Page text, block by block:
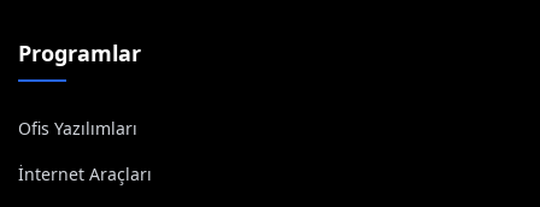
Programlar
Ofis Yazılımları
İnternet Araçları